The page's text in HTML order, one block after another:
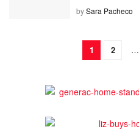
bySara Pacheco
1 2 …